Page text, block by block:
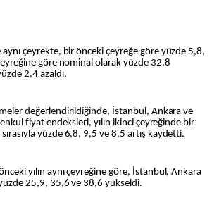
çeyrekte, bir önceki çeyreğe göre yüzde 5,8,
göre nominal olarak yüzde 32,8
2,4 azaldı.
değerlendirildiğinde, İstanbul, Ankara ve
fiyat endeksleri, yılın ikinci çeyreğinde bir
yüzde 6,8, 9,5 ve 8,5 artış kaydetti.
yılın aynı çeyreğine göre, İstanbul, Ankara
yüzde 25,9, 35,6 ve 38,6 yükseldi.